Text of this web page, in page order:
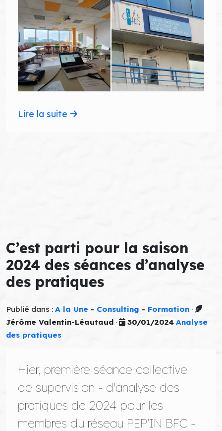
Lire la suite
C’est parti pour la saison
2024 des séances d’analyse
des pratiques
Publié dans : A la Une - Consulting - Formation ·
Jérôme Valentin-Léautaud · 30/01/2024 Analyse
des pratiques
Hier, première séance collective
de supervision - d'analyse des
pratiques de 2024 pour les
membres du réseau PEP'IN BFC -